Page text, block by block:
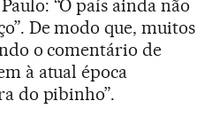
“O país ainda não
De modo que, muitos
o comentário de
à atual época
do pibinho”.